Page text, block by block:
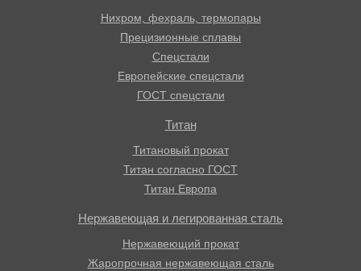
Нихром, фехраль, термопары
Прецизионные сплавы
Спецстали
Европейские спецстали
ГОСТ спецстали
Титан
Титановый прокат
Титан согласно ГОСТ
Титан Европа
Нержавеющая и легированная сталь
Нержавеющий прокат
Жаропрочная нержавеющая сталь